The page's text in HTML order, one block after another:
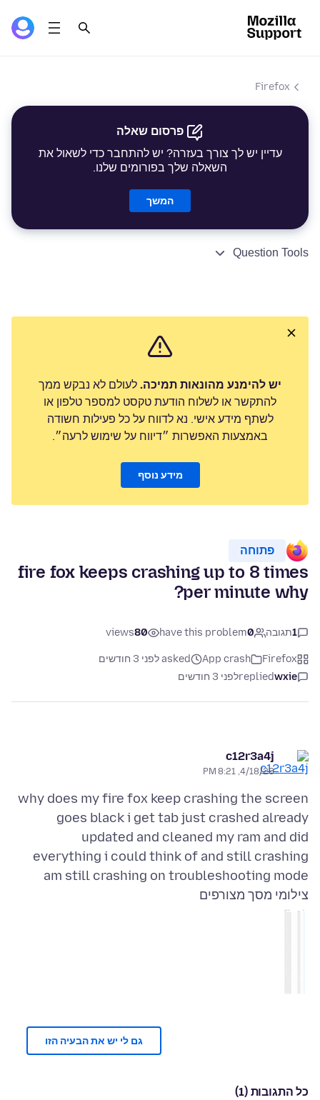
Firefox
פרסום שאלה
עדיין יש לך צורך בעזרה? יש להתחבר כדי לשאול את
השאלה שלך בפורומים שלנו.
המשך
Question Tools
יש להימנע מהונאות תמיכה. לעולם לא נבקש ממך
להתקשר או לשלוח הודעת טקסט למספר טלפון או
לשתף מידע אישי. נא לדווח על כל פעילות חשודה
באמצעות האפשרות ״דיווח על שימוש לרעה״.
מידע נוסף
פתוחה
fire fox keeps crashing up to 8 times
per minute why?
1תגובה 0
have this problem
80
views
Firefox
App crash
asked לפני 3 חודשים
wxie
repliedלפני 3 חודשים
c12r3a4j
4/18/26, 8:21 PM
why does my fire fox keep crashing the screen
goes black i get tab just crashed already
updated and cleaned my ram and did
am still crashing on troubleshooting mode
צילומי מסך מצורפים
גם לי יש את הבעיה הזו
כל התגובות (1)